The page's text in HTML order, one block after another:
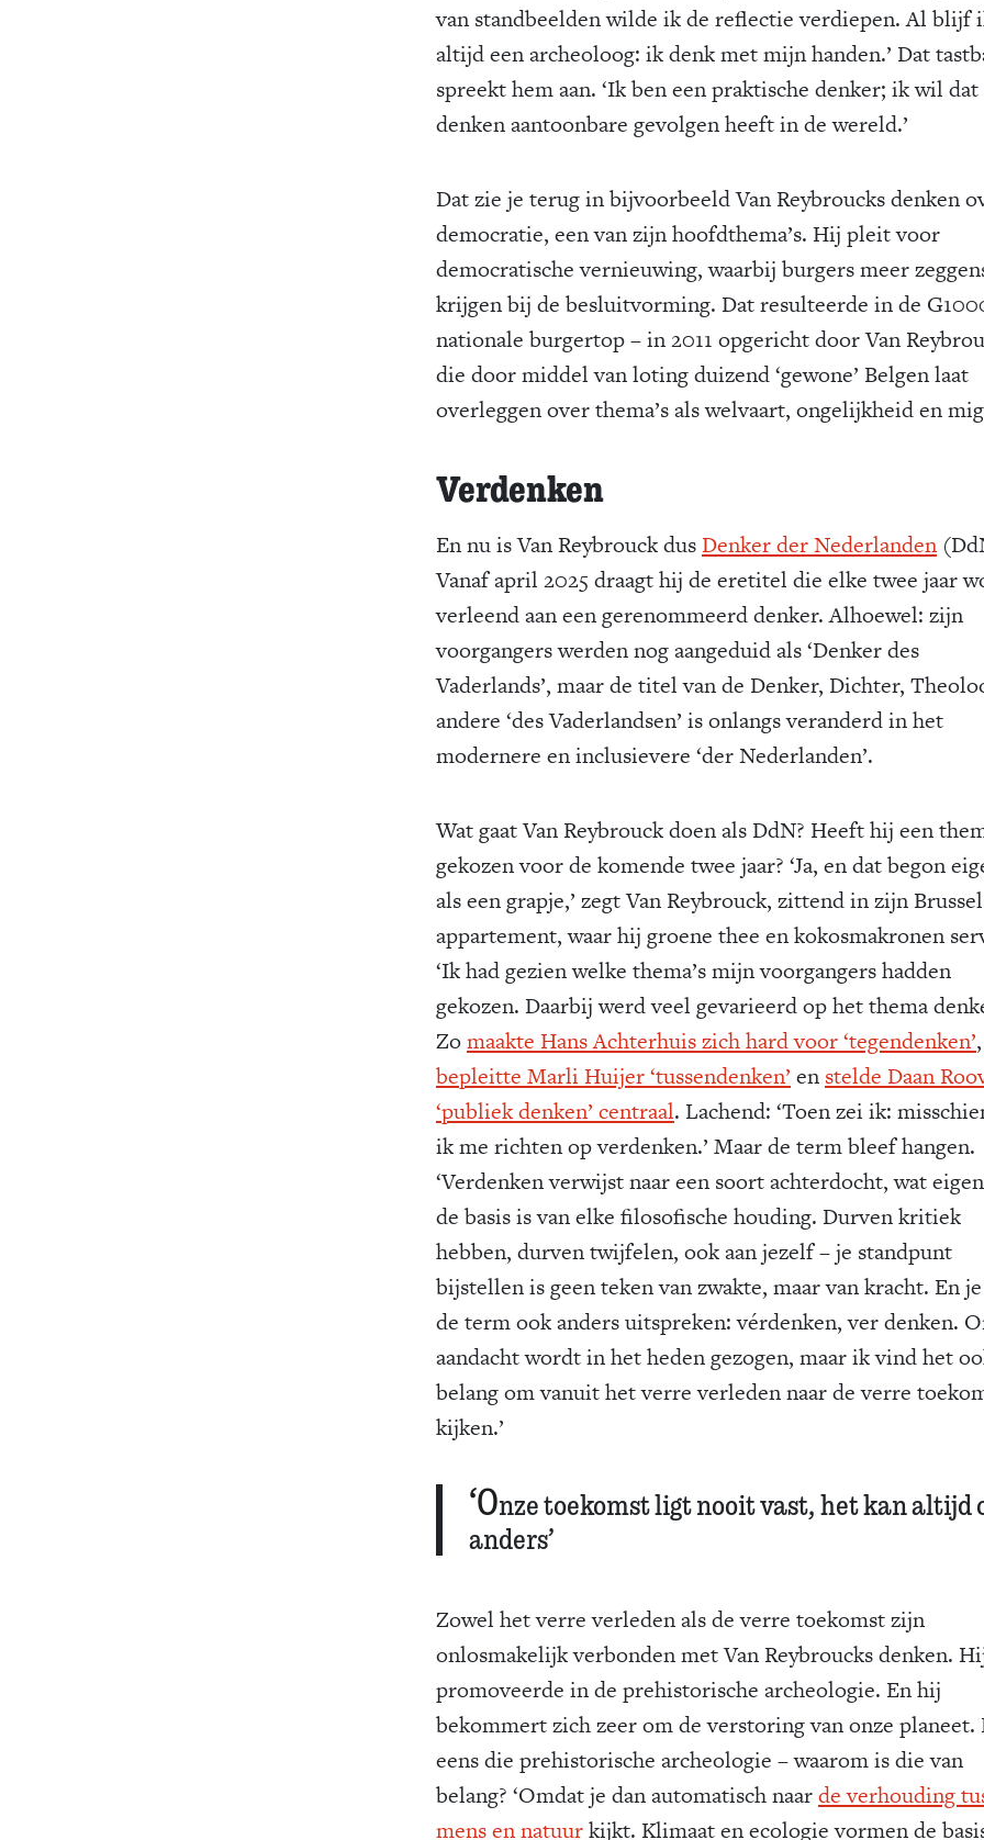
van standbeelden wilde ik de reflectie verdiepen. Al blijf
altijd een archeoloog: ik denk met mijn handen.’ Dat
spreekt hem aan. ‘Ik ben een praktische denker; ik wil dat
denken aantoonbare gevolgen heeft in de wereld.’
Dat zie je terug in bijvoorbeeld Van Reybroucks denken
democratie, een van zijn hoofdthema’s. Hij pleit voor
democratische vernieuwing, waarbij burgers meer
krijgen bij de besluitvorming. Dat resulteerde in de
nationale burgertop – in 2011 opgericht door Van
die door middel van loting duizend ‘gewone’ Belgen laat
overleggen over thema’s als welvaart, ongelijkheid en
Verdenken
En nu is Van Reybrouck dus Denker der Nederlanden
Vanaf april 2025 draagt hij de eretitel die elke twee jaar
verleend aan een gerenommeerd denker. Alhoewel: zijn
voorgangers werden nog aangeduid als ‘Denker des
Vaderlands’, maar de titel van de Denker, Dichter,
andere ‘des Vaderlandsen’ is onlangs veranderd in het
modernere en inclusievere ‘der Nederlanden’.
Wat gaat Van Reybrouck doen als DdN? Heeft hij een
gekozen voor de komende twee jaar? ‘Ja, en dat begon
als een grapje,’ zegt Van Reybrouck, zittend in zijn
appartement, waar hij groene thee en kokosmakronen
‘Ik had gezien welke thema’s mijn voorgangers hadden
gekozen. Daarbij werd veel gevarieerd op het thema
Zomaakte Hans Achterhuis zich hard voor ‘tegen­denken’,
bepleitte Marli Huijer ‘tussendenken’ en stelde Daan
‘publiek denken’ centraal. Lachend: ‘Toen zei ik:
ik me richten op verdenken.’ Maar de term bleef hangen.
‘Verdenken verwijst naar een soort achterdocht, wat
de basis is van elke filosofische houding. Durven kritiek
hebben, durven twijfelen, ook aan jezelf – je standpunt
bijstellen is geen teken van zwakte, maar van kracht. En
de term ook anders uitspreken: vérdenken, ver denken.
aandacht wordt in het heden gezogen, maar ik vind het
belang om vanuit het verre verleden naar de verre
kijken.’
‘Onze toekomst ligt nooit vast, het kan altijd
anders’
Zowel het verre verleden als de verre toekomst zijn
onlosmakelijk verbonden met Van Reybroucks denken.
promoveerde in de prehistorische archeologie. En hij
bekommert zich zeer om de verstoring van onze planeet.
eens die prehistorische archeologie – waarom is die van
belang? ‘Omdat je dan automatisch naarde verhouding
mens en natuurkijkt. Klimaat en ecologie vormen de